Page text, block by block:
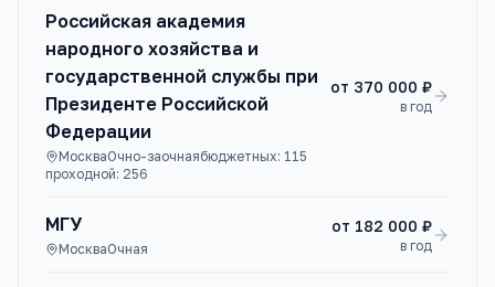
Российская академия
народного хозяйства и
государственной службы при
Президенте Российской
Федерации
МоскваОчно-заочнаябюджетных: 115
проходной: 256
от 370 000 ₽
в год
МГУ
МоскваОчная
от 182 000 ₽
в год